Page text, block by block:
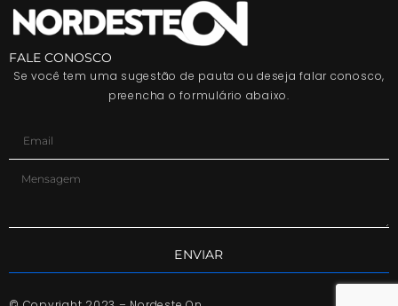
FALE CONOSCO
Se você tem uma sugestão de pauta ou deseja falar conosco,
preencha o formulário abaixo.
ENVIAR